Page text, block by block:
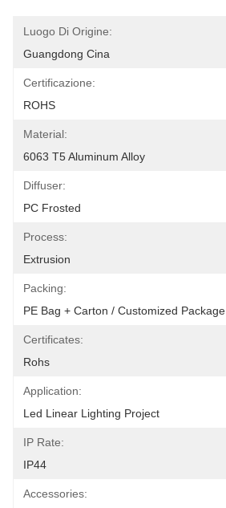
Luogo Di Origine:
Guangdong Cina
Certificazione:
ROHS
Material:
6063 T5 Aluminum Alloy
Diffuser:
PC Frosted
Process:
Extrusion
Packing:
PE Bag + Carton / Customized Package
Certificates:
Rohs
Application:
Led Linear Lighting Project
IP Rate:
IP44
Accessories: